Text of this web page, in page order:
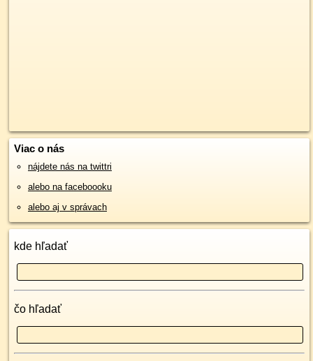
Viac o nás
nájdete nás na twittri
alebo na faceboooku
alebo aj v správach
kde hľadať
čo hľadať